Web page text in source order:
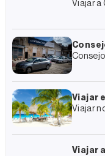
y
Viajar a
en
Cuba
Viajar
Enjoy
Viajar
Viajar